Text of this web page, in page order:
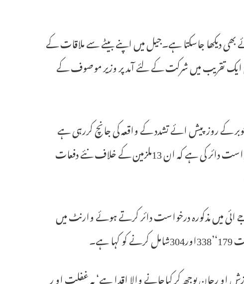
بھی دیکھا جاسکتا ہے۔جیل میں اپنے بیٹے سے ملاقات کے
تقریب میں شرکت کے لئے آمد پر وزیر موصوف کے
تحقیقاتی ٹیم (ایس ائی ٹی) جولکھیم پور کھیری میں 3اکٹوبر کے روز پیش ائے تشدد کے واقعہ کی جانچ کررہی ہے
نے چیف جوڈیژل مجسٹریٹ (سی جے ایم) کی عدالت میں ایک درخواست دائر کی ہے کہ ان 13ملزمین کے خلاف نئے دفعات
ائی میں مذکورہ درخواست دائر کرتے ہوئے وارنٹ میں
او رجان بوجھ کر کیاجانے والا اقدا ہے‘یہ غفلت او ر